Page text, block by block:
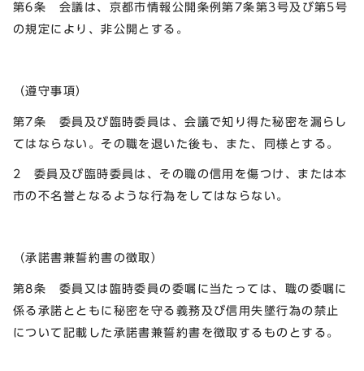
第6条 会議は、京都市情報公開条例第7条第3号及び第5号
の規定により、非公開とする。
（遵守事項）
第7条 委員及び臨時委員は、会議で知り得た秘密を漏らし
てはならない。その職を退いた後も、また、同様とする。
2 委員及び臨時委員は、その職の信用を傷つけ、または本
市の不名誉となるような行為をしてはならない。
（承諾書兼誓約書の徴取）
第8条 委員又は臨時委員の委嘱に当たっては、職の委嘱に
係る承諾とともに秘密を守る義務及び信用失墜行為の禁止
について記載した承諾書兼誓約書を徴取するものとする。